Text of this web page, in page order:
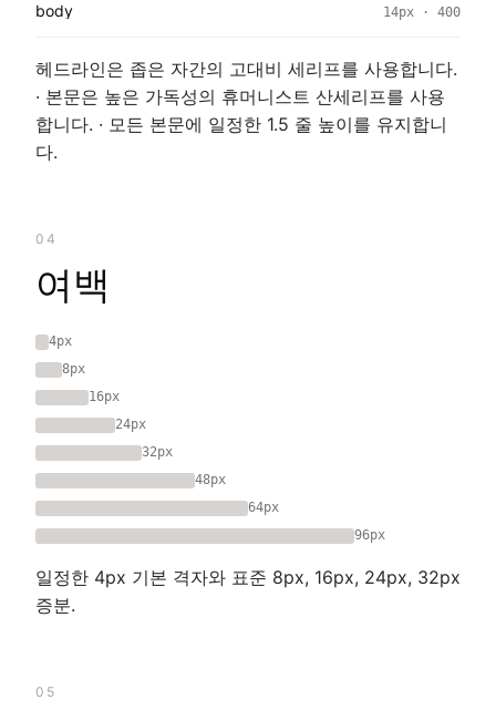
body 14px · 400
헤드라인은 좁은 자간의 고대비 세리프를 사용합니다.
· 본문은 높은 가독성의 휴머니스트 산세리프를 사용
합니다. · 모든 본문에 일정한 1.5 줄 높이를 유지합니
다.
04
여백
4px
8px
16px
24px
32px
48px
64px
96px
일정한 4px 기본 격자와 표준 8px, 16px, 24px, 32px
증분.
05